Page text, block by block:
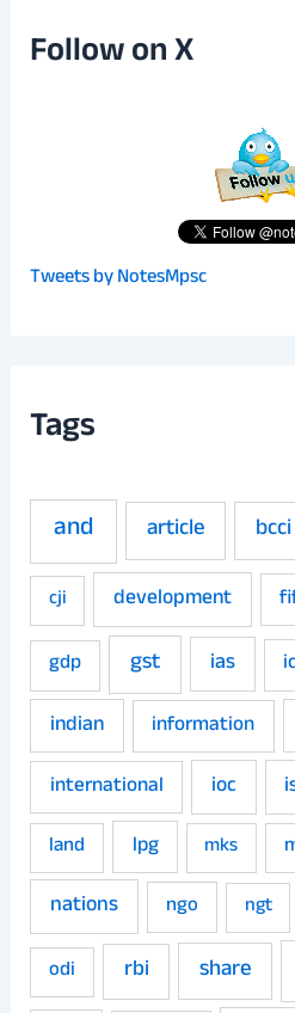
Follow on X
Tweets by NotesMpsc
Tags
and article bcci
cji development
gdp gst ias
indian
information
international
ioc
land lpg mks
nations ngo ngt
odi
rbi share